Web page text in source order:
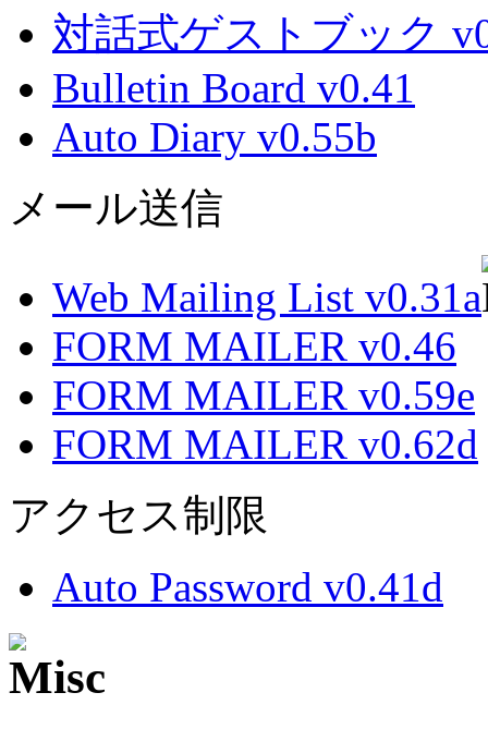
対話式ゲストブック
Bulletin Board v0.41
Auto Diary v0.55b
メール送信
Web Mailing List v0.31a
FORM MAILER v0.46
FORM MAILER v0.59e
FORM MAILER v0.62d
アクセス制限
Auto Password v0.41d